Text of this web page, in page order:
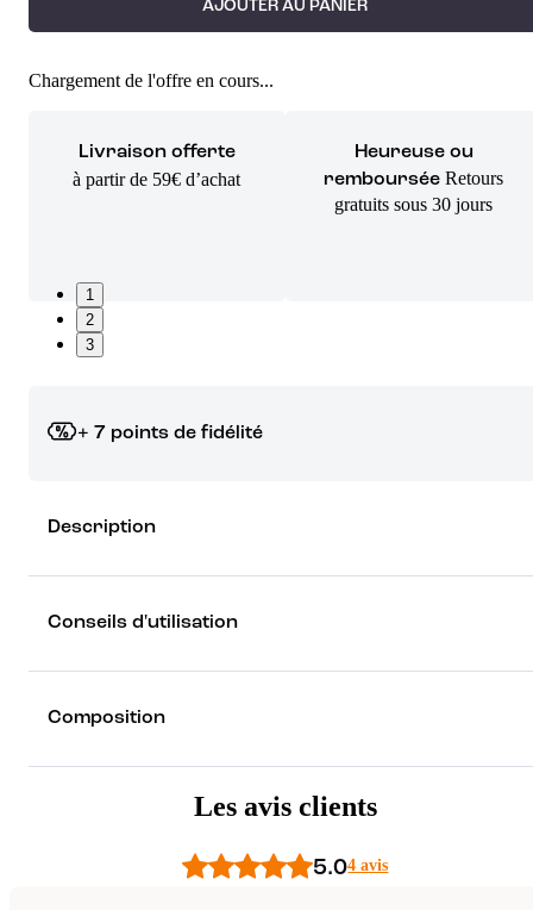
AJOUTER AU PANIER
Chargement de l'offre en cours...
Livraison offerte
à partir de 59€ d’achat
Heureuse ou
remboursée Retours
gratuits sous 30 jours
1
2
3
+ 7 points de fidélité
rêver !
Découvrez les récompenses
Description
Conseils d'utilisation
Composition
Les avis clients
5.04 avis